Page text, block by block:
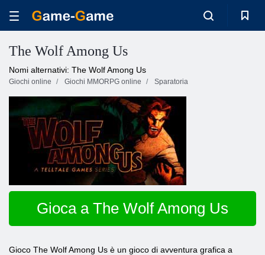
The Wolf Among Us
Nomi alternativi: The Wolf Among Us
Giochi online Giochi MMORPG online Sparatoria
Gioca a The Wolf Among Us
Gioco The Wolf Among Us è un gioco di avventura grafica a